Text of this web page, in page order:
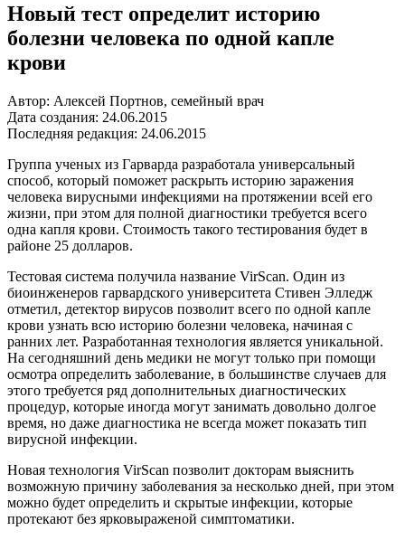
Новый тест определит историю
болезни человека по одной капле
крови
Автор: Алексей Портнов, семейный врач
Дата создания: 24.06.2015
Последняя редакция: 24.06.2015
Группа ученых из Гарварда разработала универсальный
способ, который поможет раскрыть историю заражения
человека вирусными инфекциями на протяжении всей его
жизни, при этом для полной диагностики требуется всего
одна капля крови. Стоимость такого тестирования будет в
районе 25 долларов.
Тестовая система получила название VirScan. Один из
биоинженеров гарвардского университета Стивен Элледж
отметил, детектор вирусов позволит всего по одной капле
крови узнать всю историю болезни человека, начиная с
ранних лет. Разработанная технология является уникальной.
На сегодняшний день медики не могут только при помощи
осмотра определить заболевание, в большинстве случаев для
этого требуется ряд дополнительных диагностических
процедур, которые иногда могут занимать довольно долгое
время, но даже диагностика не всегда может показать тип
вирусной инфекции.
Новая технология VirScan позволит докторам выяснить
возможную причину заболевания за несколько дней, при этом
можно будет определить и скрытые инфекции, которые
протекают без ярковыраженой симптоматики.